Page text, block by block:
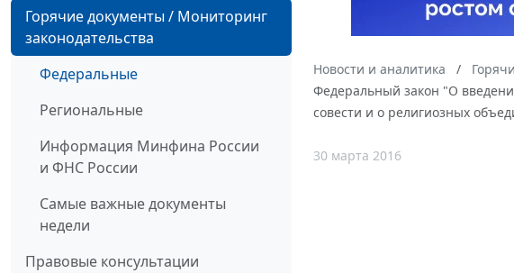
Горячие документы / Мониторинг
законодательства
Федеральные
Региональные
Информация Минфина России
и ФНС России
Самые важные документы
недели
Правовые консультации
Новости и аналитика
Федеральный закон "О
совести и о религиозных
30 марта 2016